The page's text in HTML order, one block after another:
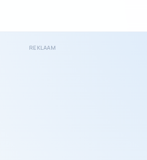
REKLAAM